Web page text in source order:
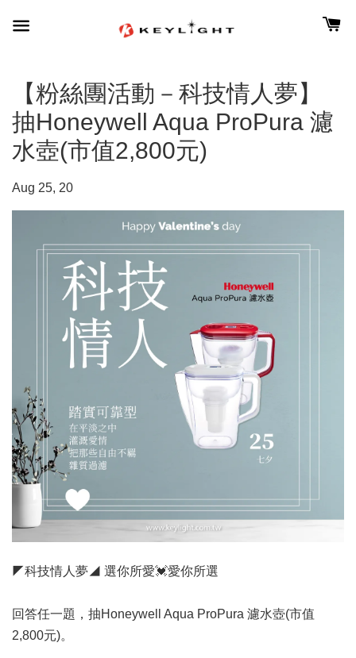
【粉絲團活動－科技情人夢】
抽Honeywell Aqua ProPura 濾
水壺(市值2,800元)
Aug 25, 20
◤科技情人夢◢ 選你所愛💓愛你所選
回答任一題，抽Honeywell Aqua ProPura 濾水壺(市值
2,800元)。